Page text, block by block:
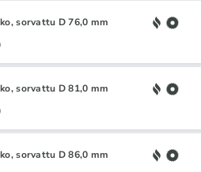
sorvattu D 76,0 mm
sorvattu D 81,0 mm
sorvattu D 86,0 mm